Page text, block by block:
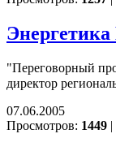
Энергетика
"Переговорный
директор
07.06.2005
Просмотров: 1449 |